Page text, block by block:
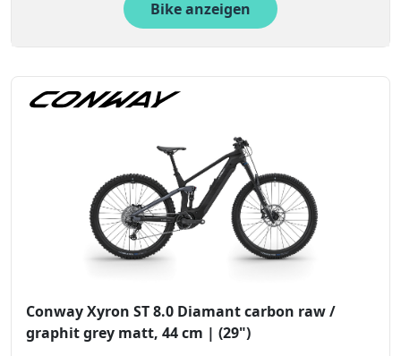
Bike anzeigen
Conway Xyron ST 8.0 Diamant carbon raw /
graphit grey matt, 44 cm | (29")